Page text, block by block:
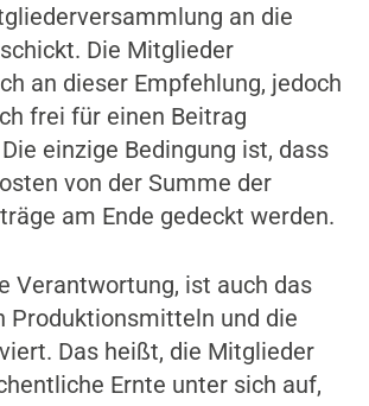
an die
Die Mitglieder
an dieser Empfehlung, jedoch
frei für einen Beitrag
einzige Bedingung ist, dass
von der Summe der
am Ende gedeckt werden.
Verantwortung, ist auch das
Produktionsmitteln und die
Das heißt, die Mitglieder
Ernte unter sich auf,